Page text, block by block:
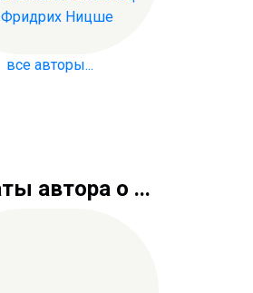
Фридрих Ницше
все авторы...
автора о ...